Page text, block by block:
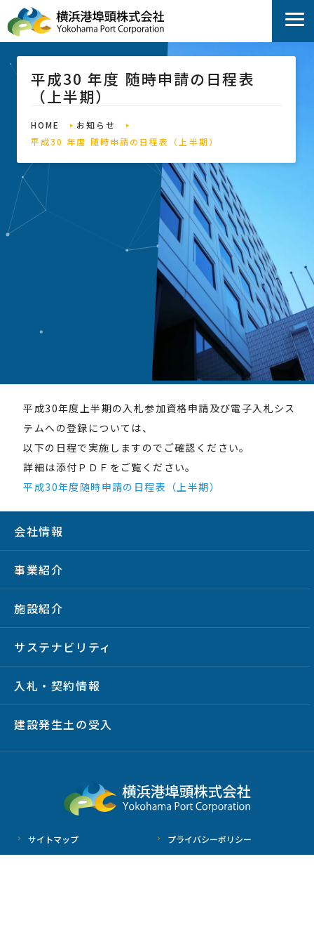
平成30 年度 随時申請の日程表
（上半期）
HOME
お知らせ
平成30 年度 随時申請の日程表（上半期）
平成30年度上半期の入札参加資格申請及び電子入札シス
テムへの登録については、
以下の日程で実施しますのでご確認ください。
詳細は添付ＰＤＦをご覧ください。
平成30年度随時申請の日程表（上半期）
会社情報
事業紹介
施設紹介
サステナビリティ
入札・契約情報
建設発生土の受入
サイトマップ
プライバシーポリシー
サイトポリシー
放射線情報